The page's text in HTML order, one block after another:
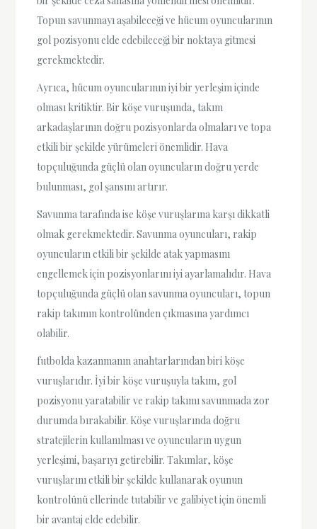
Topun savunmayı aşabileceği ve hücum oyuncularının
gol pozisyonu elde edebileceği bir noktaya gitmesi
gerekmektedir.
Ayrıca, hücum oyuncularının iyi bir yerleşim içinde
olması kritiktir. Bir köşe vuruşunda, takım
arkadaşlarının doğru pozisyonlarda olmaları ve topa
etkili bir şekilde yürümeleri önemlidir. Hava
topçuluğunda güçlü olan oyuncuların doğru yerde
bulunması, gol şansını artırır.
Savunma tarafında ise köşe vuruşlarına karşı dikkatli
olmak gerekmektedir. Savunma oyuncuları, rakip
oyuncuların etkili bir şekilde atak yapmasını
engellemek için pozisyonlarını iyi ayarlamalıdır. Hava
topçuluğunda güçlü olan savunma oyuncuları, topun
rakip takımın kontrolünden çıkmasına yardımcı
olabilir.
futbolda kazanmanın anahtarlarından biri köşe
vuruşlarıdır. İyi bir köşe vuruşuyla takım, gol
pozisyonu yaratabilir ve rakip takımı savunmada zor
durumda bırakabilir. Köşe vuruşlarında doğru
stratejilerin kullanılması ve oyuncuların uygun
yerleşimi, başarıyı getirebilir. Takımlar, köşe
vuruşlarını etkili bir şekilde kullanarak oyunun
kontrolünü ellerinde tutabilir ve galibiyet için önemli
bir avantaj elde edebilir.